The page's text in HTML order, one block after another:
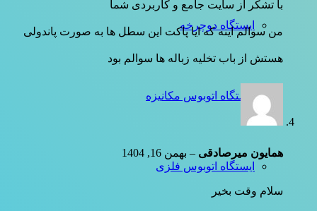
ایستگاه دوچرخه
ایستگاه اتوبوس مکانیزه
ایستگاه اتوبوس فلزی
با تشکر از سایت جامع و کاربردی شما
من سوالم اینه که ایا پاکت این سطل ها به صورت پاندولی
هستش از باب تخلیه زباله ها سوالم بود
همایون میرصادقی – بهمن 16, 1404
سلام وقت بخیر